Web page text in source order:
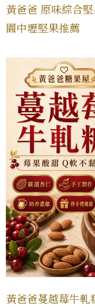
黃爸爸 原味綜合
園中壢堅果推薦
黃爸爸蔓越莓牛